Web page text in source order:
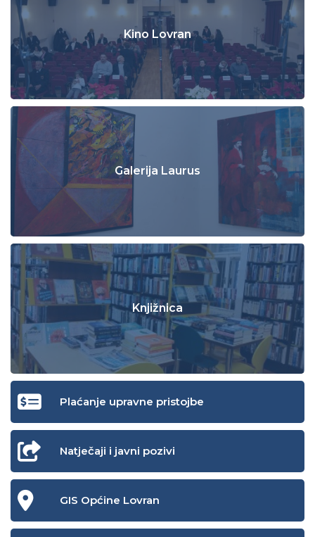
Kino Lovran
Galerija Laurus
Knjižnica
Plaćanje upravne pristojbe
Natječaji i javni pozivi
GIS Općine Lovran